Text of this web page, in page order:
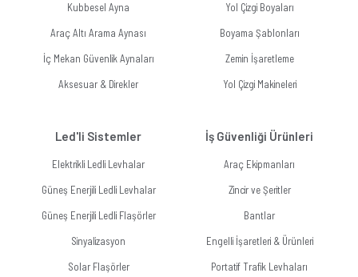
Kubbesel Ayna
Araç Altı Arama Aynası
İç Mekan Güvenlik Aynaları
Aksesuar & Direkler
Led'li Sistemler
Elektrikli Ledli Levhalar
Güneş Enerjili Ledli Levhalar
Güneş Enerjili Ledli Flaşörler
Sinyalizasyon
Solar Flaşörler
Yol Çizgi Boyaları
Boyama Şablonları
Zemin İşaretleme
Yol Çizgi Makineleri
İş Güvenliği Ürünleri
Araç Ekipmanları
Zincir ve Şeritler
Bantlar
Engelli İşaretleri & Ürünleri
Portatif Trafik Levhaları